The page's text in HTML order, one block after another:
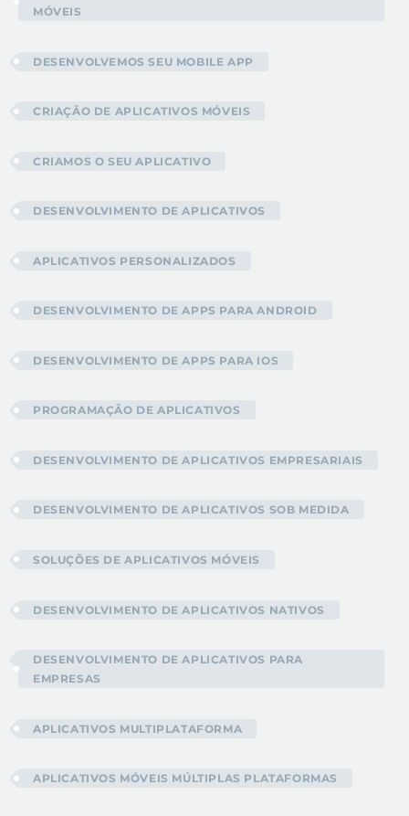
MÓVEIS
DESENVOLVEMOS SEU MOBILE APP
CRIAÇÃO DE APLICATIVOS MÓVEIS
CRIAMOS O SEU APLICATIVO
DESENVOLVIMENTO DE APLICATIVOS
APLICATIVOS PERSONALIZADOS
DESENVOLVIMENTO DE APPS PARA ANDROID
DESENVOLVIMENTO DE APPS PARA IOS
PROGRAMAÇÃO DE APLICATIVOS
DESENVOLVIMENTO DE APLICATIVOS EMPRESARIAIS
DESENVOLVIMENTO DE APLICATIVOS SOB MEDIDA
SOLUÇÕES DE APLICATIVOS MÓVEIS
DESENVOLVIMENTO DE APLICATIVOS NATIVOS
DESENVOLVIMENTO DE APLICATIVOS PARA
EMPRESAS
APLICATIVOS MULTIPLATAFORMA
APLICATIVOS MÓVEIS MÚLTIPLAS PLATAFORMAS